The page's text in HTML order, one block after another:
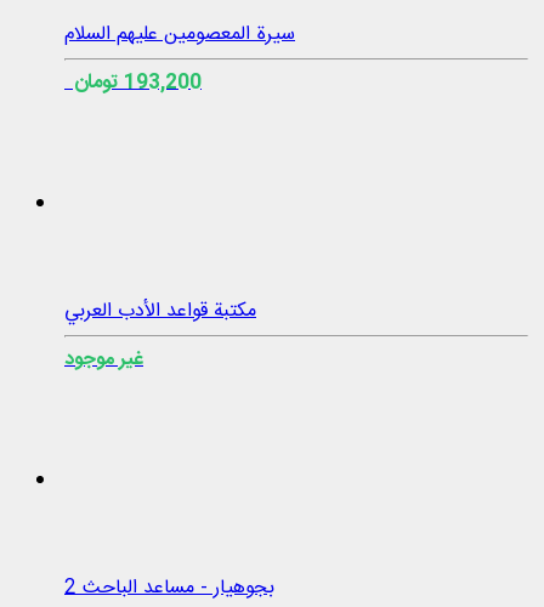
سيرة المعصومين عليهم السلام
193,200 تومان
مكتبة قواعد الأدب العربي
غير موجود
بجوهيار - مساعد الباحث 2